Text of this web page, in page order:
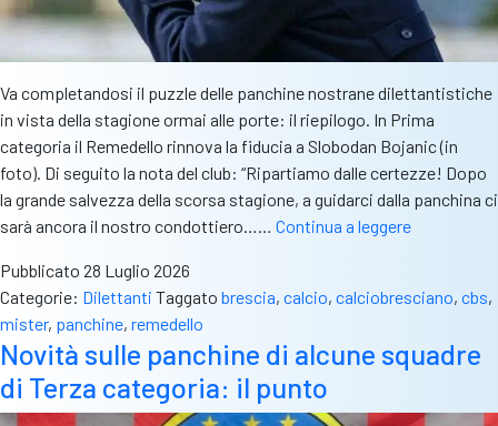
Va completandosi il puzzle delle panchine nostrane dilettantistiche
in vista della stagione ormai alle porte: il riepilogo. In Prima
categoria il Remedello rinnova la fiducia a Slobodan Bojanic (in
foto). Di seguito la nota del club: “Ripartiamo dalle certezze! Dopo
la grande salvezza della scorsa stagione, a guidarci dalla panchina ci
sarà ancora il nostro condottiero…… Continua a leggereLe
sulle
di
e
Pubblicato 28 Luglio 2026
Categorie: Dilettanti Taggato brescia, calcio, calciobresciano, cbs,
mister, panchine, remedello
Novità sulle panchine di alcune squadre
di Terza categoria: il punto